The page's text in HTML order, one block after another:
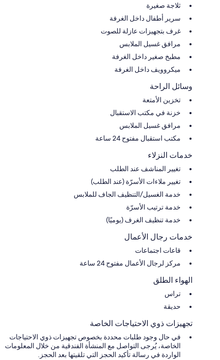
ثلاجة صغيرة
سرير أطفال داخل الغرفة
غرف بتجهيزات عازلة للصوت
مرافق غسيل الملابس
مطبخ صغير داخل الغرفة
ميكروويف داخل الغرفة
وسائل الراحة
تخزين الأمتعة
خزنة في مكتب الاستقبال
مرافق غسيل الملابس
مكتب استقبال مفتوح 24 ساعة
خدمات النزلاء
تغيير المناشف عند الطلب
تغيير ملاءات الأسرّة (عند الطلب)
خدمة الغسيل/التنظيف الجاف للملابس
خدمة ترتيب الأسرّة
خدمة تنظيف الغرف (يوميًا)
خدمات رجال الأعمال
قاعات اجتماعات
مركز لرجال الأعمال مفتوح 24 ساعة
الهواء الطلق
تراس
حديقة
تجهيزات ذوي الاحتياجات الخاصة
في حال وجود طلبات محددة بخصوص تجهيزات ذوي الاحتياجات
الخاصة، يُرجى التواصل مع المنشأة الفندقية من خلال المعلومات
الواردة في رسالة تأكيد الحجز التي تلقيتها بعد الحجز.